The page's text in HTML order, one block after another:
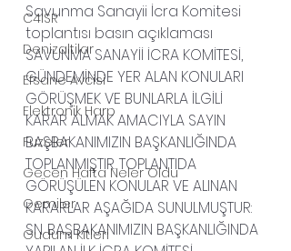
C4ISR
Denizaltilar
Efsane Avcisi
Elektronik Harp
Fuzeler
Gecen Hafta Neler Oldu
Gemiler
Gudum Kitleri
Savunma Sanayii İcra Komitesi
toplantısı basın açıklaması
SAVUNMA SANAYİİ İCRA KOMİTESİ,
GÜNDEMİNDE YER ALAN KONULARI
GÖRÜŞMEK VE BUNLARLA İLGİLİ
KARAR ALMAK AMACIYLA SAYIN
BAŞBAKANIMIZIN BAŞKANLIĞINDA
TOPLANMIŞTIR. TOPLANTIDA
GÖRÜŞÜLEN KONULAR VE ALINAN
KARARLAR AŞAĞIDA SUNULMUŞTUR:
SN. BAŞBAKANIMIZIN BAŞKANLIĞINDA